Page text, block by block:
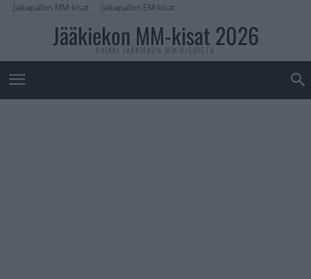
Jalkapallon MM-kisat Jalkapallon EM-kisat
Jääkiekon MM-kisat 2026
KAIKKI JÄÄKIEKON MM-KISOISTA